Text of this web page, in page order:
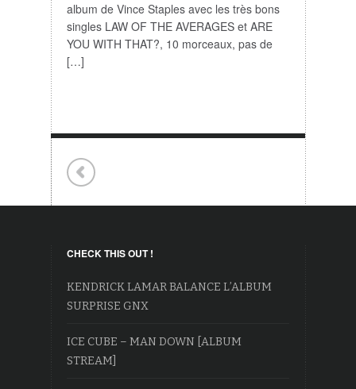
album de Vince Staples avec les très bons
singles LAW OF THE AVERAGES et ARE
YOU WITH THAT?, 10 morceaux, pas de
[…]
CHECK THIS OUT !
KENDRICK LAMAR BALANCE L’ALBUM
SURPRISE GNX
ICE CUBE – MAN DOWN [ALBUM
STREAM]